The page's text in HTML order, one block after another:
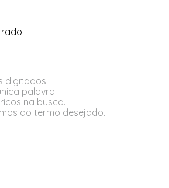
digitados.
palavra.
na busca.
do termo desejado.